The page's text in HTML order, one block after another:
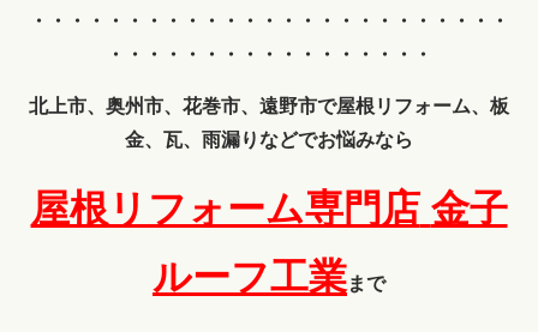
・・・・・・・・・・・・
・・・・・・・・・・・・・
・・・・・・・・・・・・・・・・・
北上市、奥州市、花巻市、遠野市で屋根リフォーム、板
金、瓦、雨漏りなどでお悩みなら
屋根リフォーム専門店 金子
ルーフ工業まで